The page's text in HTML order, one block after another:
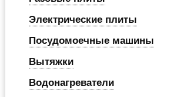
Электрические плиты
Посудомоечные машины
Вытяжки
Водонагреватели